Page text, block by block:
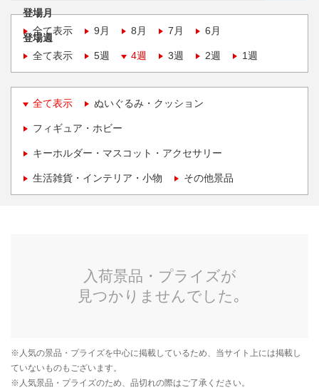
登場月
全て表示
9月 8月 7月 6月
登場週
全て表示
5週 4週 3週 2週 1週
全て表示 ぬいぐるみ・クッション
フィギュア・ホビー
キーホルダー・マスコット・アクセサリー
生活雑貨・インテリア・小物 その他景品